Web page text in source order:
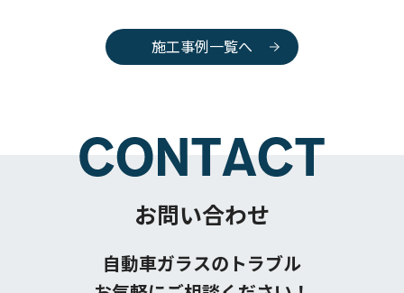
施工事例一覧へ
お問い合わせ
自動車ガラスのトラブル